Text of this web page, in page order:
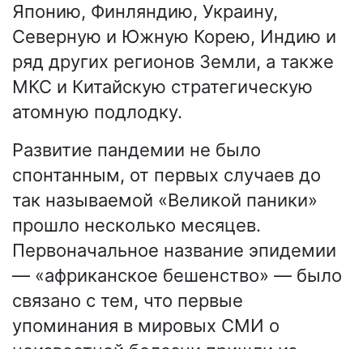
Японию, Финляндию, Украину,
Северную и Южную Корею, Индию и
ряд других регионов Земли, а также
МКС и Китайскую стратегическую
атомную подлодку.
Развитие пандемии не было
спонтанным, от первых случаев до
так называемой «Великой паники»
прошло несколько месяцев.
Первоначальное название эпидемии
— «африканское бешенство» — было
связано с тем, что первые
упоминания в мировых СМИ о